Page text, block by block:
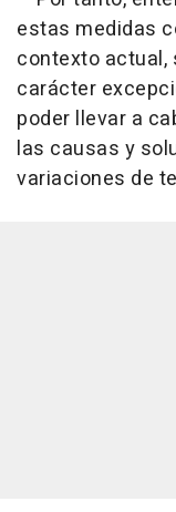
estas medidas
contexto actual,
carácter
poder llevar a
las causas y
variaciones de